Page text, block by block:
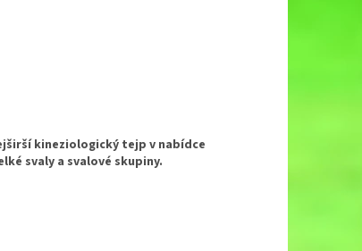
kineziologický tejp v nabídce
svaly a svalové skupiny.